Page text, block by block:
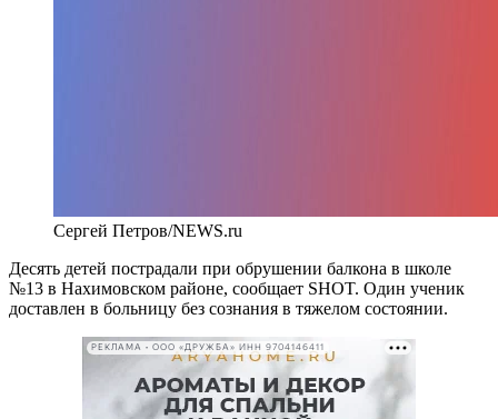
Сергей Петров/NEWS.ru
Десять детей пострадали при обрушении балкона в школе
№13 в Нахимовском районе, сообщает SHOT. Один ученик
доставлен в больницу без сознания в тяжелом состоянии.
РЕКЛАМА • ООО «ДРУЖБА» ИНН 9704146411